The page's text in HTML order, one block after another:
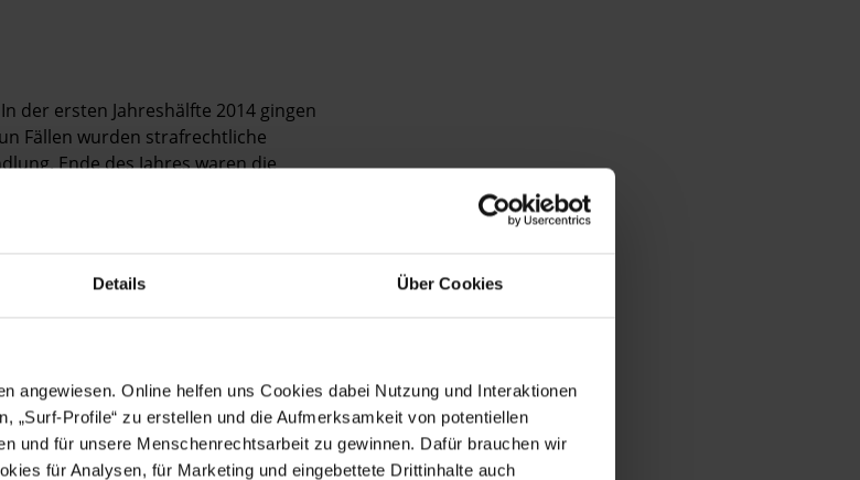
Details Über Cookies
angewiesen. Online helfen uns Cookies dabei Nutzung und Interaktionen
„Surf-Profile“ zu erstellen und die Aufmerksamkeit von potentiellen
und für unsere Menschenrechtsarbeit zu gewinnen. Dafür brauchen wir
für Analysen, für Marketing und eingebettete Drittinhalte auch
der ersten Jahreshälfte 2014 gingen
Fällen wurden strafrechtliche
Ende des Jahres waren die
am 26. November 2013 das
Polizeibeamte Adilet Motuev wurde
Mann ohne gesetzliche
hatte, ein Mobiltelefon gestohlen
indem er ihm Handschellen
die Luft abschnürte. 2014 sprach
frei und verhängte eine
habe.